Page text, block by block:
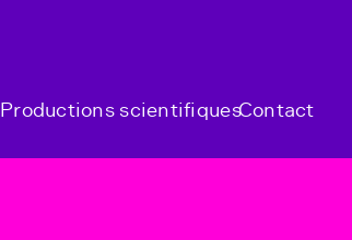
Productions scientifiquesContact